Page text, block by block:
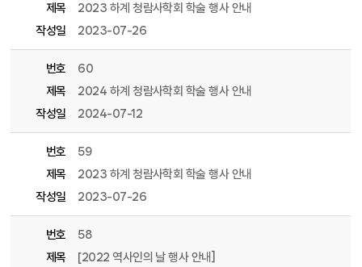
제목
2023 하계 청람사학회 학술 행사 안내
작성일
2023-07-26
번호
60
제목
2024 하계 청람사학회 학술 행사 안내
작성일
2024-07-12
번호
59
제목
2023 하계 청람사학회 학술 행사 안내
작성일
2023-07-26
번호
58
제목
[2022 역사인의 날 행사 안내]